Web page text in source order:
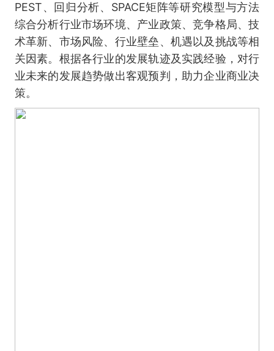
PEST、回归分析、SPACE矩阵等研究模型与方法
综合分析行业市场环境、产业政策、竞争格局、技
术革新、市场风险、行业壁垒、机遇以及挑战等相
关因素。根据各行业的发展轨迹及实践经验，对行
业未来的发展趋势做出客观预判，助力企业商业决
策。